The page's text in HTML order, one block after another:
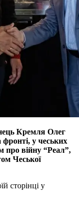
Кремля Олег
у чеських
про війну “Реал”,
Чеської
сторінці у